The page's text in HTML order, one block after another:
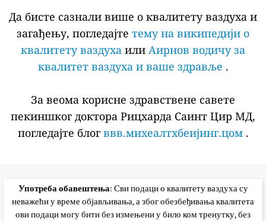
Да бисте сазнали више о квалитету ваздуха и
загађењу, погледајте тему на википедији о
квалитету ваздуха или Аирнов водичу за
квалитет ваздуха и ваше здравље .
За веома корисне здравствене савете
пекиншког доктора Рицхарда Саинт Цир МД,
погледајте блог ввв.михеалтхбеијинг.цом.
Употреба обавештења: Сви подаци о квалитету ваздуха су
неважећи у време објављивања, а због обезбеђивања квалитета
ови подаци могу бити без измењени у било ком тренутку, без